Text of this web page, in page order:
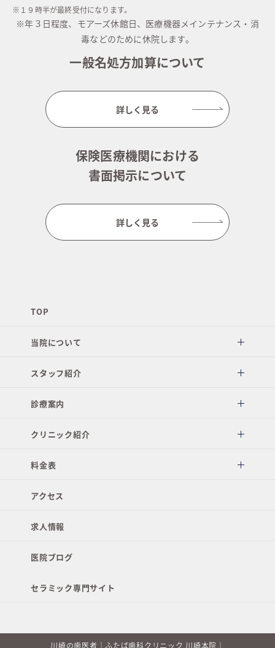
※１９時半が最終受付になります。
※年３日程度、モアーズ休館日、医療機器メインテナンス・消
毒などのために休院します。
一般名処方加算について
詳しく見る
保険医療機関における
書面掲示について
詳しく見る
TOP
当院について
スタッフ紹介
診療案内
クリニック紹介
料金表
アクセス
求人情報
医院ブログ
セラミック専門サイト
川崎の歯医者｜ふたば歯科クリニック 川崎本院｜